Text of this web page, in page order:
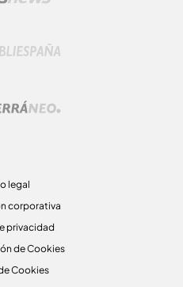
legal
corporativa
privacidad
de Cookies
Cookies